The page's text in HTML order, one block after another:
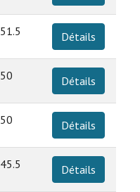
51.5 Détails
50 Détails
50 Détails
45.5 Détails